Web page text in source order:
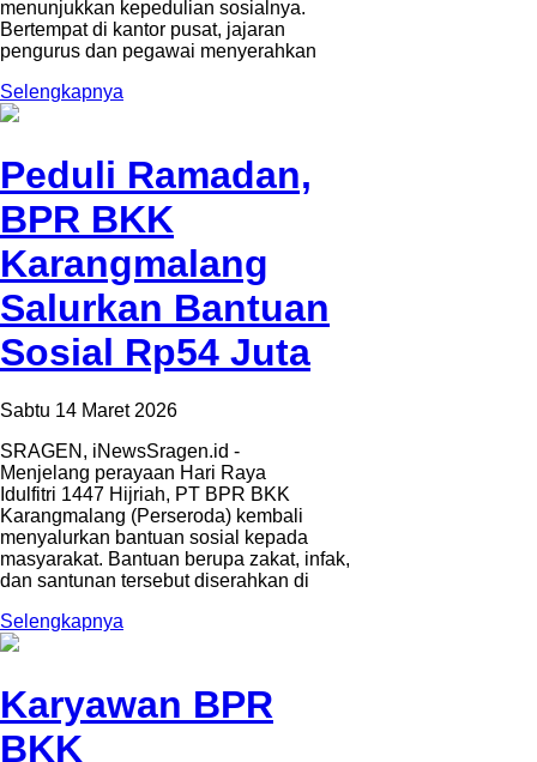
menunjukkan kepedulian sosialnya.
Bertempat di kantor pusat, jajaran
pengurus dan pegawai menyerahkan
Selengkapnya
Peduli Ramadan,
BPR BKK
Karangmalang
Salurkan Bantuan
Sosial Rp54 Juta
Sabtu 14 Maret 2026
SRAGEN, iNewsSragen.id -
Menjelang perayaan Hari Raya
Idulfitri 1447 Hijriah, PT BPR BKK
Karangmalang (Perseroda) kembali
menyalurkan bantuan sosial kepada
masyarakat. Bantuan berupa zakat, infak,
dan santunan tersebut diserahkan di
Selengkapnya
Karyawan BPR
BKK